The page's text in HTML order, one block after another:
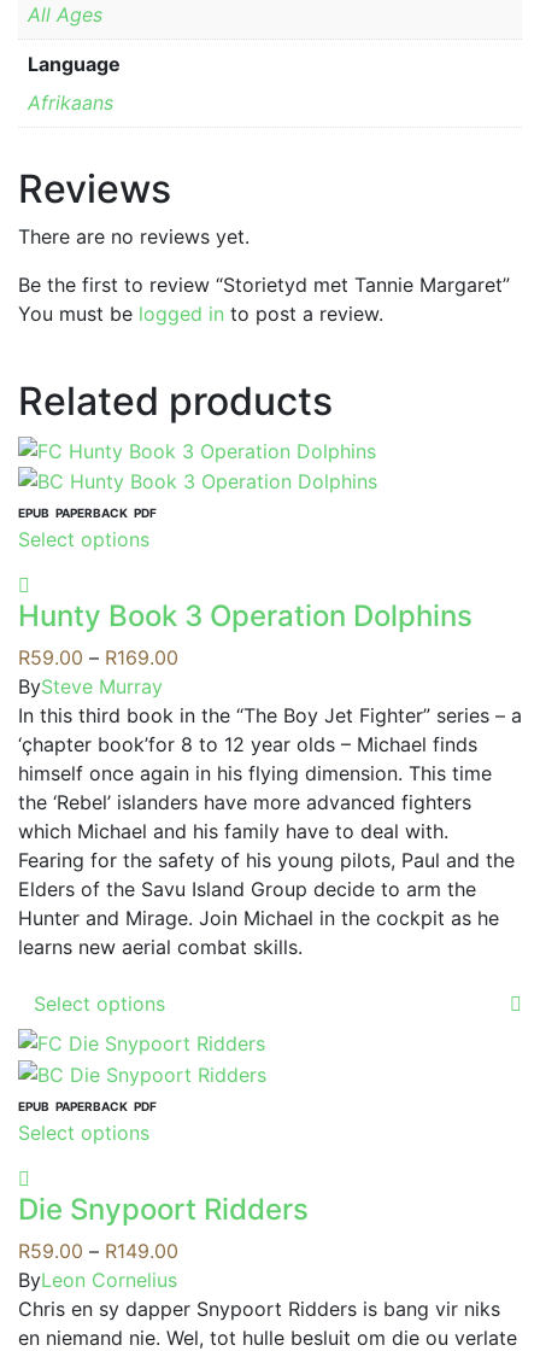
All Ages
Language
Afrikaans
Reviews
There are no reviews yet.
Be the first to review “Storietyd met Tannie Margaret”
You must be logged in to post a review.
Related products
EPUB PAPERBACK PDF
Select optionsThis
multiple
variants.
The
options
may
be
chosen
on
the
product
page
Hunty Book 3 Operation Dolphins
R59.00 – R169.00
R59.00
through
R169.00
BySteve Murray
In this third book in the “The Boy Jet Fighter” series – a
‘çhapter book’for 8 to 12 year olds – Michael finds
himself once again in his flying dimension. This time
the ‘Rebel’ islanders have more advanced fighters
which Michael and his family have to deal with.
Fearing for the safety of his young pilots, Paul and the
Elders of the Savu Island Group decide to arm the
Hunter and Mirage. Join Michael in the cockpit as he
learns new aerial combat skills.
Select options
has
multiple
may
be
the
product
EPUB PAPERBACK PDF
Select optionsThis
multiple
variants.
The
options
may
Die Snypoort Ridders
R59.00 – R149.00
R59.00
through
ByLeon Cornelius
Chris en sy dapper Snypoort Ridders is bang vir niks
en niemand nie. Wel, tot hulle besluit om die ou verlate